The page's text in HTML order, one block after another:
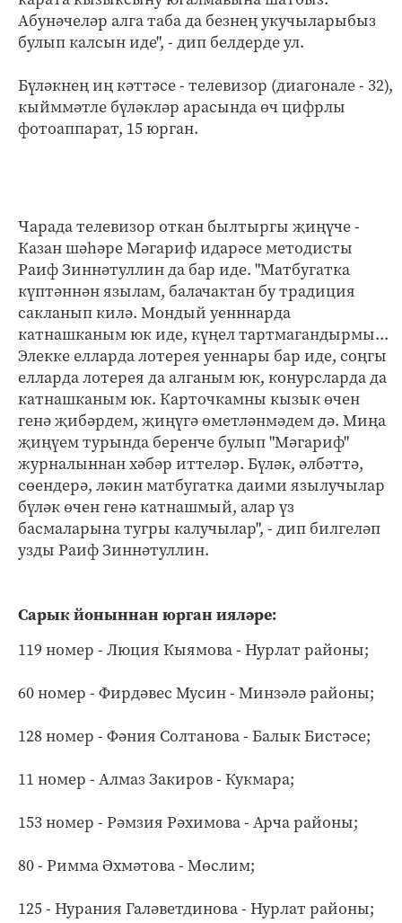
Абунәчеләр алга таба да безнең укучыларыбыз
булып калсын иде", - дип белдерде ул.
Бүләкнең иң кәттәсе - телевизор (диагонале - 32),
кыйммәтле бүләкләр арасында өч цифрлы
фотоаппарат, 15 юрган.
Чарада телевизор откан былтыргы җиңүче -
Казан шәһәре Мәгариф идарәсе методисты
Раиф Зиннәтуллин да бар иде. "Матбугатка
күптәннән язылам, балачактан бу традиция
сакланып килә. Мондый уенннарда
катнашканым юк иде, күңел тартмагандырмы...
Элекке елларда лотерея уеннары бар иде, соңгы
елларда лотерея да алганым юк, конурсларда да
катнашканым юк. Карточкамны кызык өчен
генә җибәрдем, җиңүгә өметләнмәдем дә. Миңа
җиңүем турында беренче булып "Мәгариф"
журналыннан хәбәр иттеләр. Бүләк, әлбәттә,
сөендерә, ләкин матбугатка даими язылучылар
бүләк өчен генә катнашмый, алар үз
басмаларына тугры калучылар", - дип билгеләп
узды Раиф Зиннәтуллин.
Сарык йоныннан юрган ияләре:
119 номер - Люция Кыямова - Нурлат районы;
60 номер - Фирдәвес Мусин - Минзәлә районы;
128 номер - Фәния Солтанова - Балык Бистәсе;
11 номер - Алмаз Закиров - Кукмара;
153 номер - Рәмзия Рәхимова - Арча районы;
80 - Римма Әхмәтова - Мөслим;
125 - Нурания Галәветдинова - Нурлат районы;